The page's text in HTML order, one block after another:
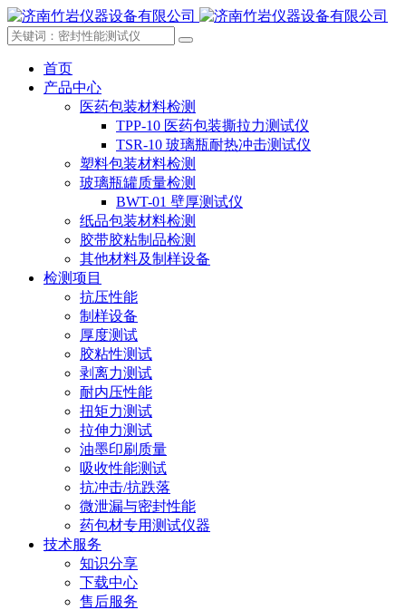
首页
产品中心
医药包装材料检测
TPP-10 医药包装撕拉力测试仪
TSR-10 玻璃瓶耐热冲击测试仪
塑料包装材料检测
玻璃瓶罐质量检测
BWT-01 壁厚测试仪
纸品包装材料检测
胶带胶粘制品检测
其他材料及制样设备
检测项目
抗压性能
制样设备
厚度测试
胶粘性测试
剥离力测试
耐内压性能
扭矩力测试
拉伸力测试
油墨印刷质量
吸收性能测试
抗冲击/抗跌落
微泄漏与密封性能
药包材专用测试仪器
技术服务
知识分享
下载中心
售后服务